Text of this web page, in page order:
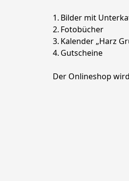
1.	Bilder mit Unterkategorien für den Herkunftsort
2.	Fotobücher
3.	Kalender „Harz Grüße“
4.	Gutscheine
Der Onlineshop